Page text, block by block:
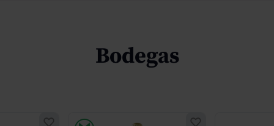
Bodegas